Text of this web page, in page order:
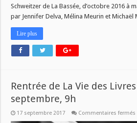
Schweitzer de La Bassée, d’octobre 2016 à
par Jennifer Delva, Mélina Meurin et Michaël
Lire plus
Rentrée de La Vie des
septembre, 9h
17 septembre 2017 Commentaires fermés